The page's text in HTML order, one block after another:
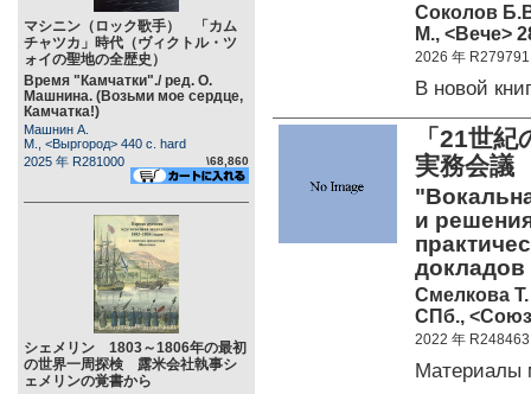
マシニン（ロック歌手） 「カム
チャツカ」時代（ヴィクトル・ツ
ォイの聖地の全歴史）
Время "Камчатки"./ ред. О.
Машнина. (Возьми мое сердце,
Камчатка!)
Машнин А.
М., <Выргород> 440 c. hard
2025 年 R281000
\68,860
シェメリン 1803～1806年の最初
の世界一周探検 露米会社執事シ
ェメリンの覚書から
Соколов
М., <Вече>
2026 年 R279791
В новой
「21世
実務会議
и
докладов
Смелкова Т.
СПб., <Союз
2022 年 R248463
Материалы